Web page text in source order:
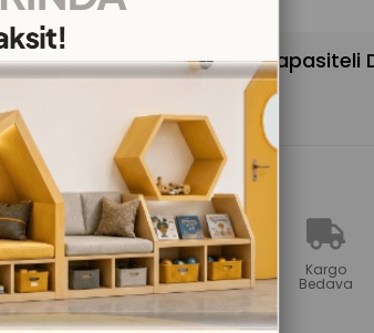
Sandalye 10 Adet 150 Kilo Kapasiteli
(KMIK032)
Süresi 4 Gün İçinde Teslim
İstek Listeme
Ekle
Karşılaştır Fiyat
Düşünce
Haber Ver
Kargo
Bedava